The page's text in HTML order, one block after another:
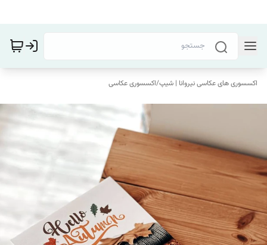
اکسسوری های عکاسی نیروانا | شیپ/اکسسوری عکاسی